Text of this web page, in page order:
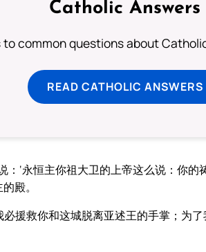
Catholic Answers
to common questions about
READ CATHOLIC ANSWERS
：‘永恒主你祖大卫的上帝这么说：你
殿。
援救你和这城脱离亚述王的手掌；为了